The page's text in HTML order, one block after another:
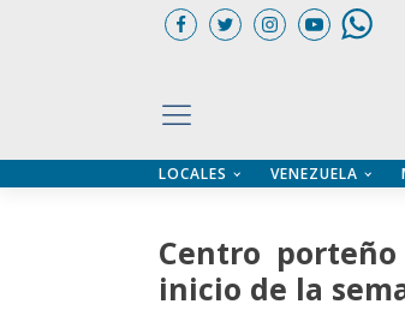
LOCALES VENEZUELA
Centro
inicio de la